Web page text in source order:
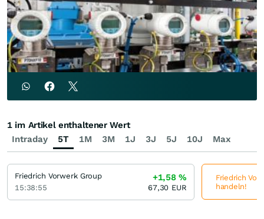
Intraday 5T 1M 3M 1J 3J 5J 10J Max
1 im Artikel enthaltener Wert
Friedrich Vorwerk Group
15:38:55
+1,58%
67,30 EUR
Friedrich
handeln!